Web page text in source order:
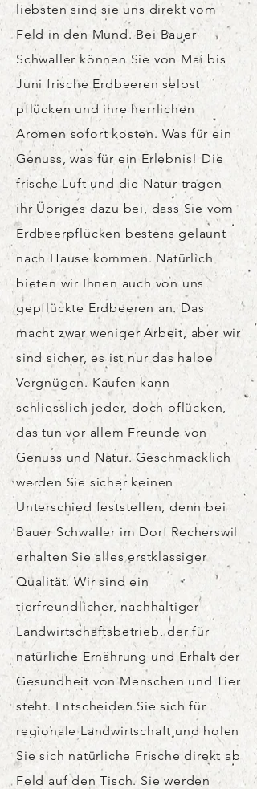
liebsten sind sie uns direkt vom
Feld in den Mund. Bei Bauer
Schwaller können Sie von Mai bis
Juni frische Erdbeeren selbst
pflücken und ihre herrlichen
Aromen sofort kosten. Was für ein
Genuss, was für ein Erlebnis! Die
frische Luft und die Natur tragen
ihr Übriges dazu bei, dass Sie vom
Erdbeerpflücken bestens gelaunt
nach Hause kommen. Natürlich
bieten wir Ihnen auch von uns
gepflückte Erdbeeren an. Das
macht zwar weniger Arbeit, aber wir
sind sicher, es ist nur das halbe
Vergnügen. Kaufen kann
schliesslich jeder, doch pflücken,
das tun vor allem Freunde von
Genuss und Natur. Geschmacklich
werden Sie sicher keinen
Unterschied feststellen, denn bei
Bauer Schwaller im Dorf Recherswil
erhalten Sie alles erstklassiger
Qualität. Wir sind ein
tierfreundlicher, nachhaltiger
Landwirtschaftsbetrieb, der für
natürliche Ernährung und Erhalt der
Gesundheit von Menschen und Tier
steht. Entscheiden Sie sich für
regionale Landwirtschaft und holen
Sie sich natürliche Frische direkt ab
Feld auf den Tisch. Sie werden